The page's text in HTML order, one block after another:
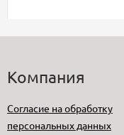
Компания
Согласие на обработку
персональных данных